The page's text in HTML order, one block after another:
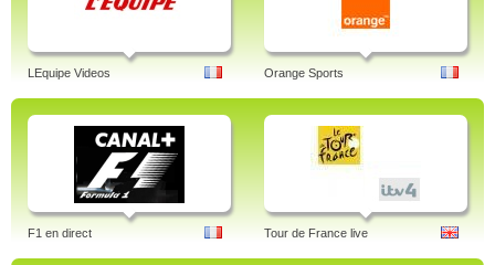
LEquipe Videos Orange Sports
F1 en direct Tour de France live